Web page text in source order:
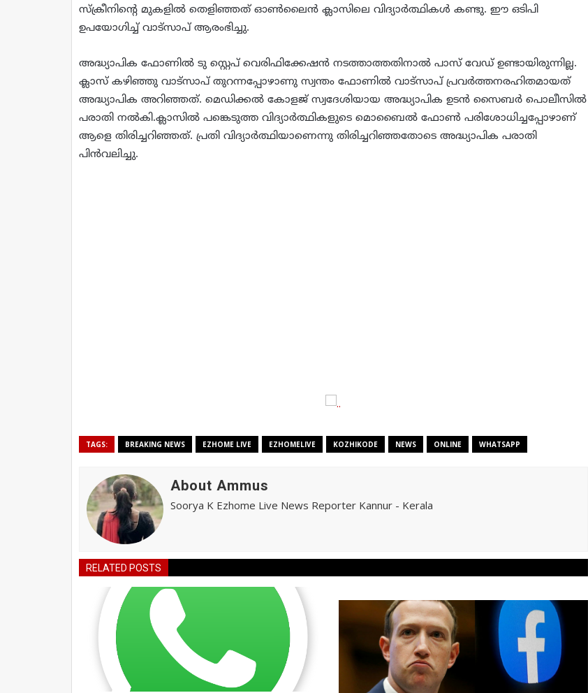
സ്‌ക്രീനിന്റെ മുകളില്‍ തെളിഞ്ഞത് ഓണ്‍ലൈന്‍ ക്ലാസിലെ വിദ്യാര്‍ത്ഥികള്‍ കണ്ടു. ഈ ഒടിപി
ഉപയോഗിച്ച്‌ വാട്‌സാപ് ആരംഭിച്ചു.
അദ്ധ്യാപിക ഫോണില്‍ ടു സ്റ്റെപ് വെരിഫിക്കേഷന്‍ നടത്താത്തതിനാല്‍ പാസ് വേഡ് ഉണ്ടായിരുന്നില്ല.
ക്ലാസ് കഴിഞ്ഞു വാട്‌സാപ് തുറന്നപ്പോഴാണു സ്വന്തം ഫോണില്‍ വാട്‌സാപ് പ്രവര്‍ത്തനരഹിതമായത്
അദ്ധ്യാപിക അറിഞ്ഞത്. മെഡിക്കല്‍ കോളജ് സ്വദേശിയായ അദ്ധ്യാപിക ഉടന്‍ സൈബര്‍ പൊലീസില്‍
പരാതി നല്‍കി.ക്ലാസില്‍ പങ്കെടുത്ത വിദ്യാര്‍ത്ഥികളുടെ മൊബൈല്‍ ഫോണ്‍ പരിശോധിച്ചപ്പോഴാണ്
ആളെ തിരിച്ചറിഞ്ഞത്. പ്രതി വിദ്യാര്‍ത്ഥിയാണെന്നു തിരിച്ചറിഞ്ഞതോടെ അദ്ധ്യാപിക പരാതി
പിന്‍വലിച്ചു.
TAGS: BREAKING NEWS EZHOME LIVE EZHOMELIVE KOZHIKODE NEWS ONLINE WHATSAPP
About Ammus
Soorya K Ezhome Live News Reporter Kannur - Kerala
RELATED POSTS